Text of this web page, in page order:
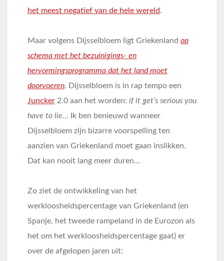
het meest negatief van de hele wereld.
Maar volgens Dijsselbloem ligt Griekenland op
schema met het bezuinigings- en
hervormingsprogramma dat het land moet
doorvoeren. Dijsselbloem is in rap tempo een
Juncker 2.0 aan het worden: if it get’s serious you
have to lie… Ik ben benieuwd wanneer
Dijsselbloem zijn bizarre voorspelling ten
aanzien van Griekenland moet gaan inslikken.
Dat kan nooit lang meer duren…
Zo ziet de ontwikkeling van het
werkloosheidspercentage van Griekenland (en
Spanje, het tweede rampeland in de Eurozon als
het om het werkloosheidspercentage gaat) er
over de afgelopen jaren uit: